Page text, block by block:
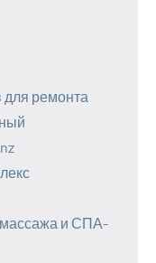
для ремонта
массажа и СПА-